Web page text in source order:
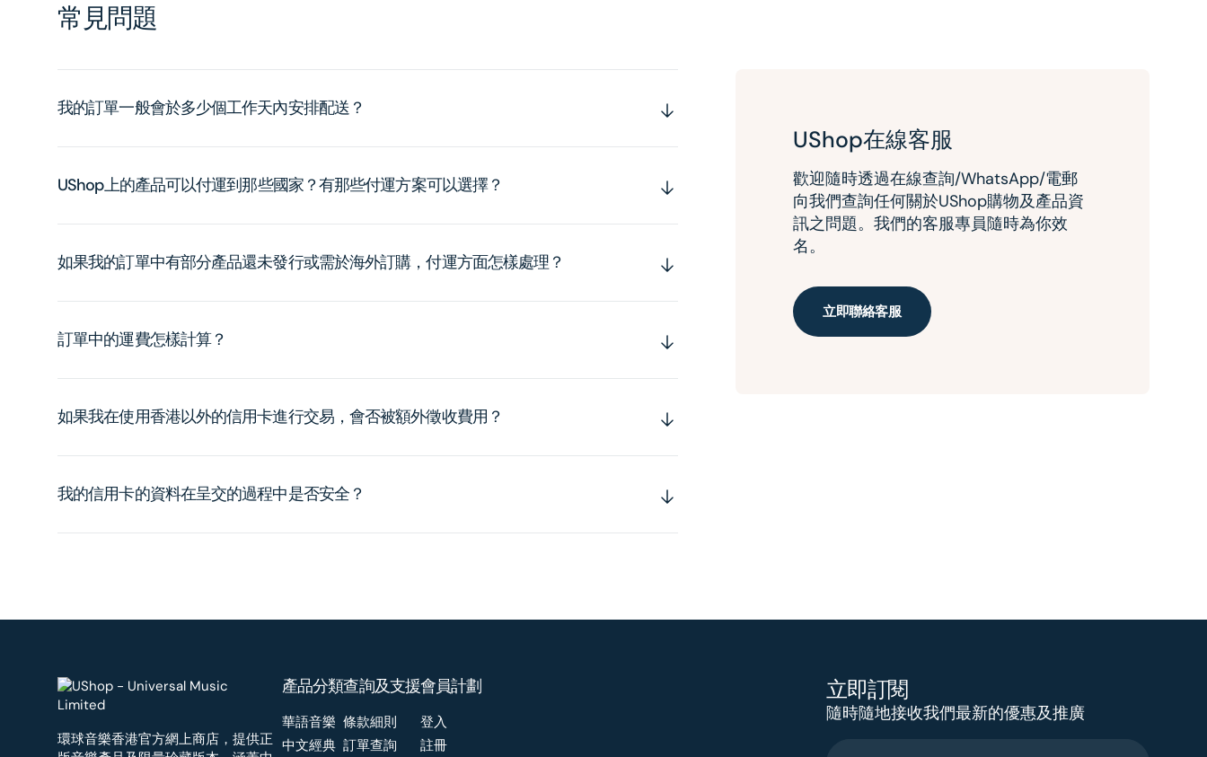
常見問題
我的訂單一般會於多少個工作天內安排配送？
UShop上的產品可以付運到那些國家？有那些付運方案可以選擇？
如果我的訂單中有部分產品還未發行或需於海外訂購，付運方面怎樣處理？
訂單中的運費怎樣計算？
如果我在使用香港以外的信用卡進行交易，會否被額外徵收費用？
我的信用卡的資料在呈交的過程中是否安全？
UShop在線客服
歡迎隨時透過在線查詢/WhatsApp/電郵
向我們查詢任何關於UShop購物及產品資
訊之問題。我們的客服專員隨時為你效
名。
立即聯絡客服
環球音樂香港官方網上商店，提供正
產品分類
華語音樂
中文經典
查詢及支援
條款細則
訂單查詢
會員計劃
登入
註冊
立即訂閱
隨時隨地接收我們最新的優惠及推廣